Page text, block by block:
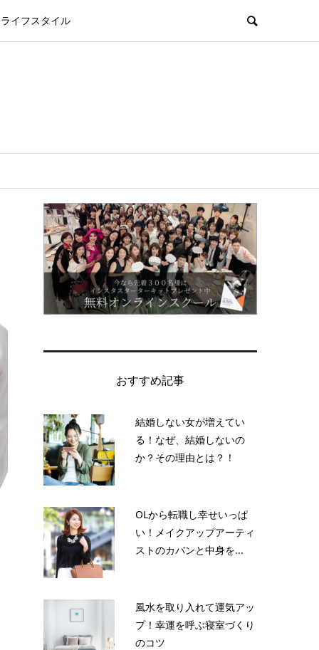
ライフスタイル
おすすめ記事
結婚しない女が増えてい
る！なぜ、結婚しないの
か？その理由とは？！
OLから転職し幸せいっぱ
い！メイクアップアーティ
ストのカバンと中身を...
風水を取り入れて運気アッ
プ！幸運を呼ぶ寝室づくり
のコツ